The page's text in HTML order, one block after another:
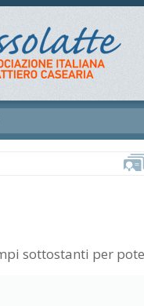
sottostanti per